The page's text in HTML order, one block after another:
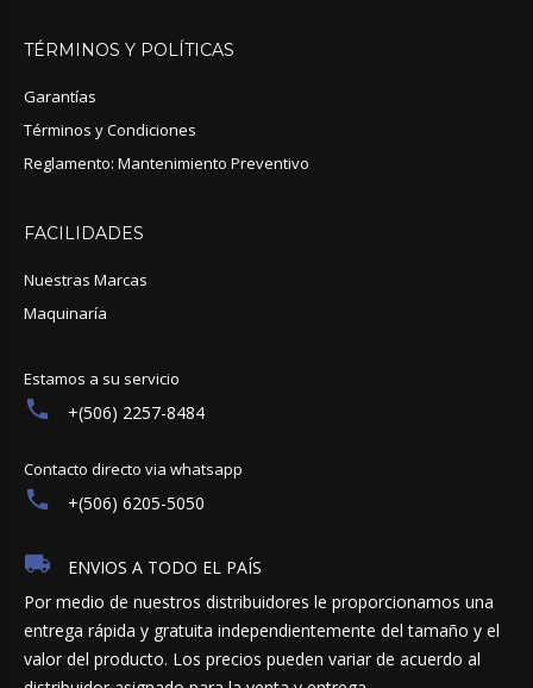
TÉRMINOS Y POLÍTICAS
Garantías
Términos y Condiciones
Reglamento: Mantenimiento Preventivo
FACILIDADES
Nuestras Marcas
Maquinaría
Estamos a su servicio
+(506) 2257-8484
Contacto directo via whatsapp
+(506) 6205-5050
ENVIOS A TODO EL PAÍS
Por medio de nuestros distribuidores le proporcionamos una
entrega rápida y gratuita independientemente del tamaño y el
valor del producto. Los precios pueden variar de acuerdo al